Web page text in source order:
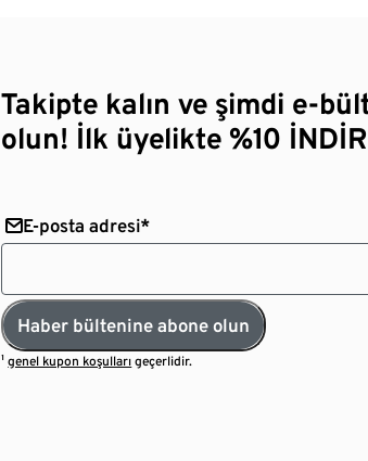
Takipte kalın ve şimdi e-
olun! İlk üyelikte %10
E-posta adresi*
Haber bültenine abone olun
¹genel kupon koşulları geçerlidir.